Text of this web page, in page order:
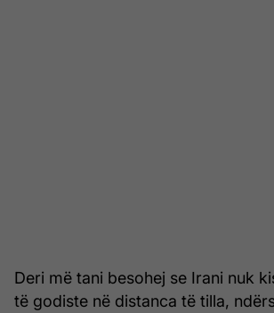
Deri më tani besohej se Irani nuk
të godiste në distanca të tilla,